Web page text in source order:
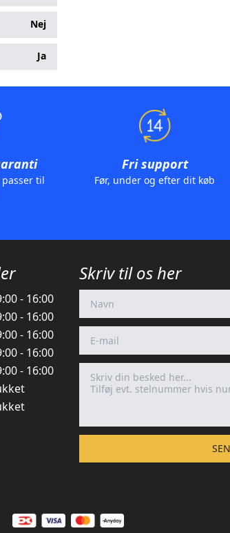
Nej
Ja
til
Fri support
Før, under og efter dit køb
- 16:00
- 16:00
- 16:00
- 16:00
- 16:00
Skriv til os her